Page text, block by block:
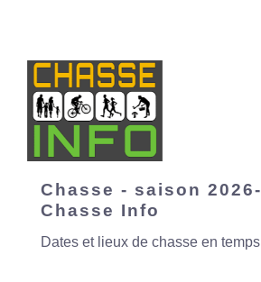
Chasse - saison
Chasse Info
Dates et lieux de chasse en temps